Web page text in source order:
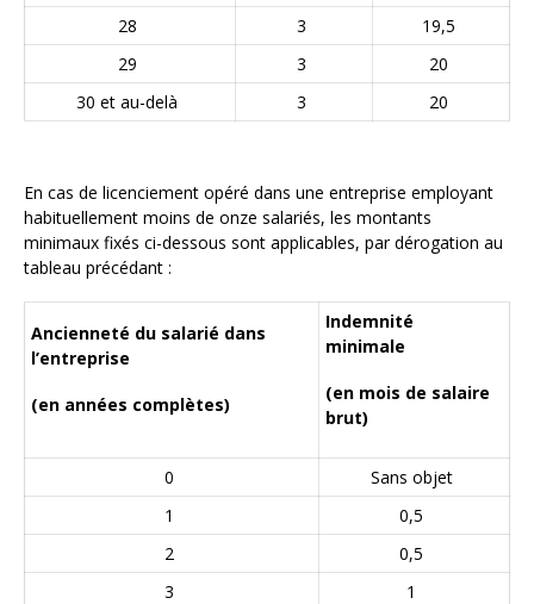
28
3
19,5
29
3
20
30 et au-delà
3 20
En cas de licenciement opéré dans une entreprise employant
habituellement moins de onze salariés, les montants
minimaux fixés ci-dessous sont applicables, par dérogation au
tableau précédant :
Ancienneté du salarié dans
l’entreprise
(en années complètes)
Indemnité
minimale
(en mois de salaire
brut)
0
Sans objet
1
0,5
2
0,5
3
1